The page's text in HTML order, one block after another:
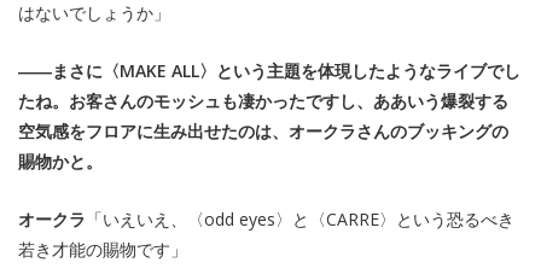
はないでしょうか」
――まさに〈MAKE ALL〉という主題を体現したようなライブでし
たね。お客さんのモッシュも凄かったですし、ああいう爆裂する
空気感をフロアに生み出せたのは、オークラさんのブッキングの
賜物かと。
オークラ 「いえいえ、〈odd eyes〉と〈CARRE〉という恐るべき
若き才能の賜物です」